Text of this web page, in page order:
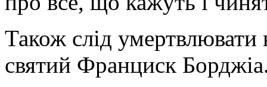
Також слід
святий Франциск